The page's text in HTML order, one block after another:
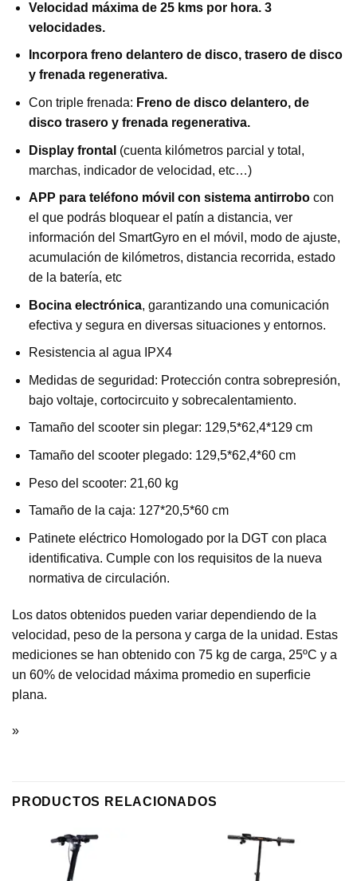
Velocidad máxima de 25 kms por hora. 3
velocidades.
Incorpora freno delantero de disco, trasero de disco
y frenada regenerativa.
Con triple frenada: Freno de disco delantero, de
disco trasero y frenada regenerativa.
Display frontal (cuenta kilómetros parcial y total,
marchas, indicador de velocidad, etc…)
APP para teléfono móvil con sistema antirrobocon
el que podrás bloquear el patín a distancia, ver
información del SmartGyro en el móvil, modo de ajuste,
acumulación de kilómetros, distancia recorrida, estado
de la batería, etc
Bocina electrónica, garantizando una comunicación
efectiva y segura en diversas situaciones y entornos.
Resistencia al agua IPX4
Medidas de seguridad: Protección contra sobrepresión,
bajo voltaje, cortocircuito y sobrecalentamiento.
Tamaño del scooter sin plegar: 129,5*62,4*129 cm
Tamaño del scooter plegado: 129,5*62,4*60 cm
Peso del scooter: 21,60 kg
Tamaño de la caja: 127*20,5*60 cm
Patinete eléctrico Homologado por la DGT con placa
identificativa. Cumple con los requisitos de la nueva
normativa de circulación.
Los datos obtenidos pueden variar dependiendo de la
velocidad, peso de la persona y carga de la unidad. Estas
mediciones se han obtenido con 75 kg de carga, 25ºC y a
un 60% de velocidad máxima promedio en superficie
plana.
»
PRODUCTOS RELACIONADOS